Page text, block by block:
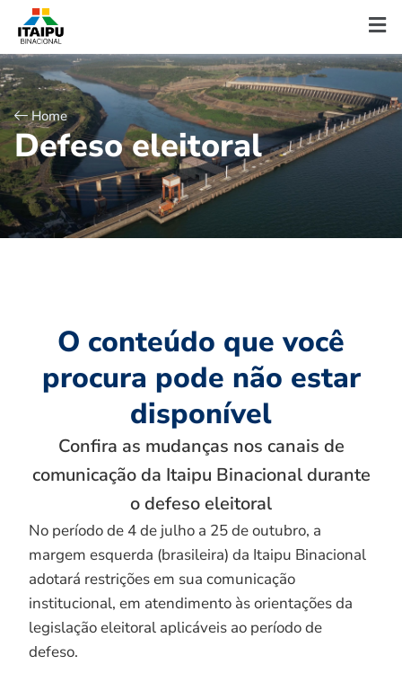
Home
Defeso eleitoral
O conteúdo que você
procura pode não estar
disponível
Confira as mudanças nos canais de
comunicação da Itaipu Binacional durante
o defeso eleitoral
No período de 4 de julho a 25 de outubro, a
margem esquerda (brasileira) da Itaipu Binacional
adotará restrições em sua comunicação
institucional, em atendimento às orientações da
legislação eleitoral aplicáveis ao período de
defeso.